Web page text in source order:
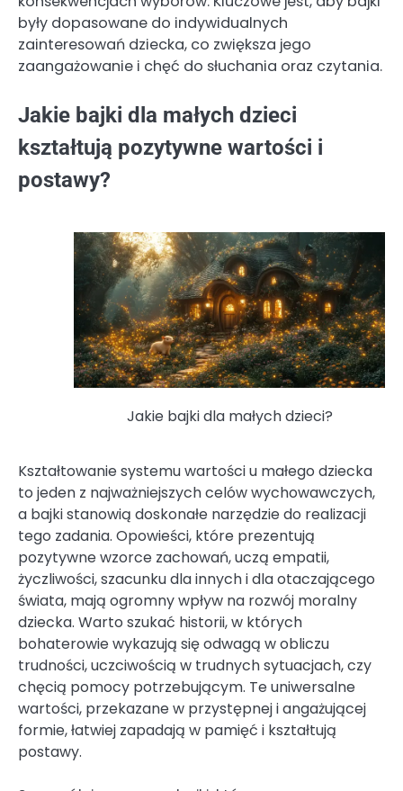
były dopasowane do indywidualnych
zainteresowań dziecka, co zwiększa jego
zaangażowanie i chęć do słuchania oraz czytania.
Jakie bajki dla małych dzieci
kształtują pozytywne wartości i
postawy?
Jakie bajki dla małych dzieci?
Kształtowanie systemu wartości u małego dziecka
to jeden z najważniejszych celów wychowawczych,
a bajki stanowią doskonałe narzędzie do realizacji
tego zadania. Opowieści, które prezentują
pozytywne wzorce zachowań, uczą empatii,
życzliwości, szacunku dla innych i dla otaczającego
świata, mają ogromny wpływ na rozwój moralny
dziecka. Warto szukać historii, w których
bohaterowie wykazują się odwagą w obliczu
trudności, uczciwością w trudnych sytuacjach, czy
chęcią pomocy potrzebującym. Te uniwersalne
wartości, przekazane w przystępnej i angażującej
formie, łatwiej zapadają w pamięć i kształtują
postawy.